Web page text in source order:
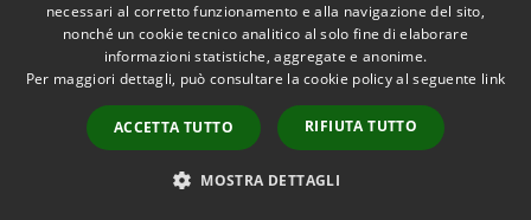
Informativa privacy
Note legali
Dichiarazione di accessibilità
Whistleblowing
necessari al corretto funzionamento e alla navigazione del sito,
nonché un cookie tecnico analitico al solo fine di elaborare
informazioni statistiche, aggregate e anonime.
Per maggiori dettagli, può consultare la cookie policy al seguente link
ACCETTA TUTTO RIFIUTA TUTTO
MOSTRA DETTAGLI